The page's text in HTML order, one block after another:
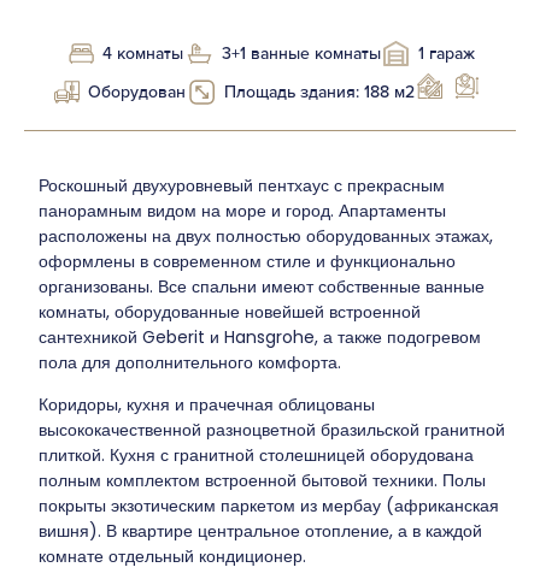
4 комнаты 3+1 ванные комнаты
1 гараж
Оборудован
Площадь здания: 188 м2
Роскошный двухуровневый пентхаус с прекрасным
панорамным видом на море и город. Апартаменты
расположены на двух полностью оборудованных этажах,
оформлены в современном стиле и функционально
организованы. Все спальни имеют собственные ванные
комнаты, оборудованные новейшей встроенной
сантехникой Geberit и Hansgrohe, а также подогревом
пола для дополнительного комфорта.
Коридоры, кухня и прачечная облицованы
высококачественной разноцветной бразильской гранитной
плиткой. Кухня с гранитной столешницей оборудована
полным комплектом встроенной бытовой техники. Полы
покрыты экзотическим паркетом из мербау (африканская
вишня). В квартире центральное отопление, а в каждой
комнате отдельный кондиционер.